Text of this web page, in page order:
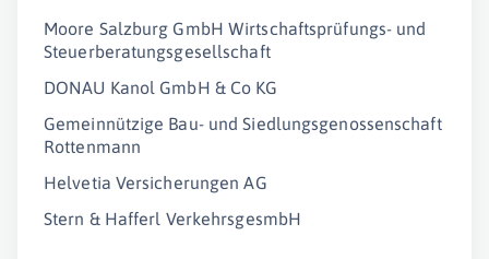
Moore Salzburg GmbH Wirtschaftsprüfungs- und
Steuerberatungsgesellschaft
DONAU Kanol GmbH & Co KG
Gemeinnützige Bau- und Siedlungsgenossenschaft
Rottenmann
Helvetia Versicherungen AG
Stern & Hafferl VerkehrsgesmbH